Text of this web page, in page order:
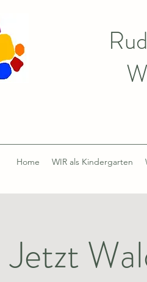
Home WIR als Kindergarten
Jetzt